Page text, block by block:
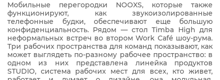
Мобильные перегородки NOOXS, которые также
функционируют, как звукоизолированные
телефонные будки, обеспечивают еще большую
конфиденциальность. Рядом — стол Timba High для
неформальных встреч во втором Work Café шоу-рума.
Три рабочих пространства для команд показывают, как
может выглядеть по-разному рабочее пространство: в
одном из них представлена линейка продуктов
STUDIO, система рабочих мест для всех, кто живет,